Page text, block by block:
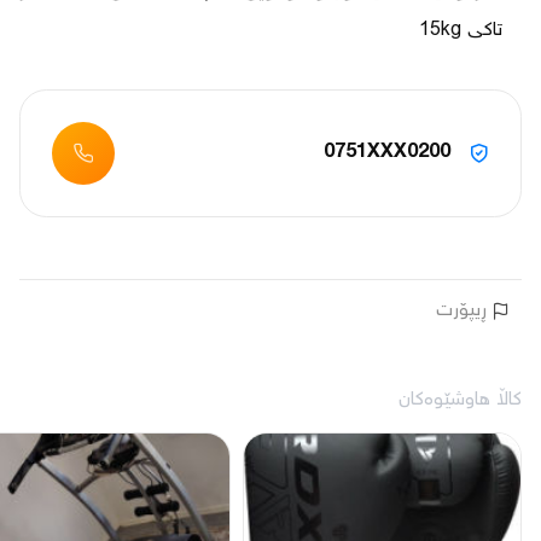
تاکی 15kg
0751XXX0200
ڕیپۆرت
کاڵا هاوشێوەکان